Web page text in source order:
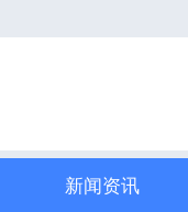
新闻资讯